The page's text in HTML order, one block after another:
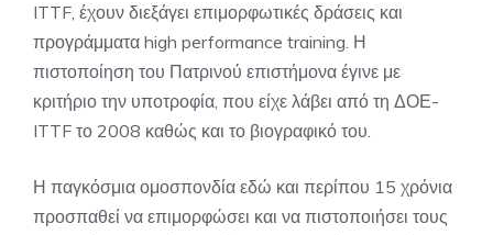
ITTF, έχουν διεξάγει επιμορφωτικές δράσεις και
προγράμματα high performance training. Η
πιστοποίηση του Πατρινού επιστήμονα έγινε με
κριτήριο την υποτροφία, που είχε λάβει από τη ΔΟΕ-
ITTF το 2008 καθώς και το βιογραφικό του.
Η παγκόσμια ομοσπονδία εδώ και περίπου 15 χρόνια
προσπαθεί να επιμορφώσει και να πιστοποιήσει τους